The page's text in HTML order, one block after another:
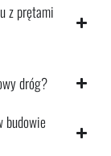
z prętami
dróg?
budowie